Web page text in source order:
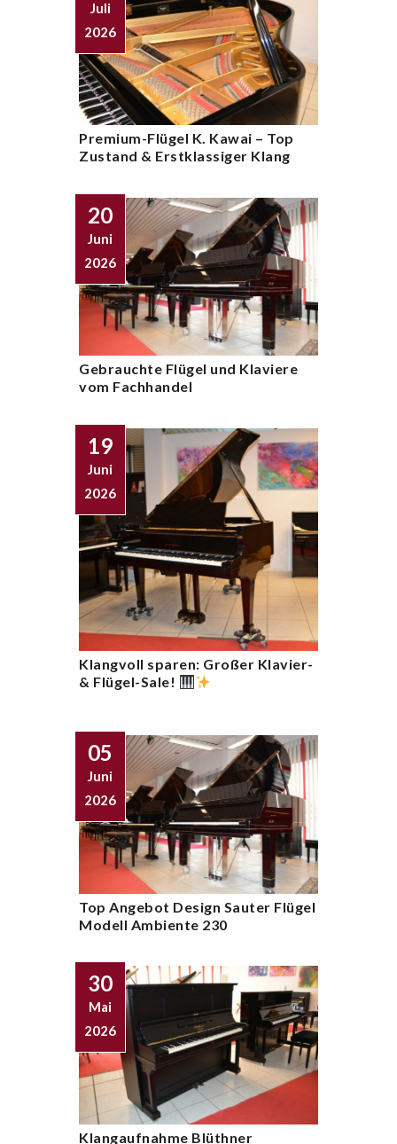
Juli
2026
Premium-Flügel K. Kawai – Top
Zustand & Erstklassiger Klang
20
Juni
2026
Gebrauchte Flügel und Klaviere
vom Fachhandel
19
Juni
2026
Klangvoll sparen: Großer Klavier-
& Flügel-Sale!
05
Juni
2026
Top Angebot Design Sauter Flügel
Modell Ambiente 230
30
Mai
2026
Klangaufnahme Blüthner